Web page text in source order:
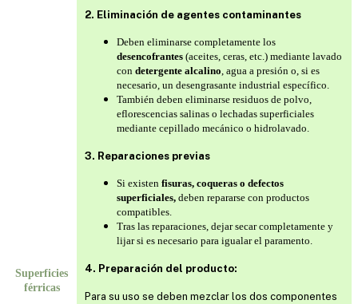
Superficies
férricas
2. Eliminación de agentes contaminantes
Deben eliminarse completamente los
desencofrantes (aceites, ceras, etc.) mediante lavado
con detergente alcalino , agua a presión o, si es
necesario, un desengrasante industrial específico.
También deben eliminarse residuos de polvo,
eflorescencias salinas o lechadas superficiales
mediante cepillado mecánico o hidrolavado.
3. Reparaciones previas
Si existen fisuras, coqueras o defectos
superficiales, deben repararse con productos
compatibles.
Tras las reparaciones, dejar secar completamente y
lijar si es necesario para igualar el paramento.
4. Preparación del producto:
Para su uso se deben mezclar los dos componentes